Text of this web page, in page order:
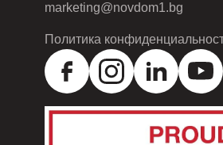
marketing@novdom1.bg
Политика